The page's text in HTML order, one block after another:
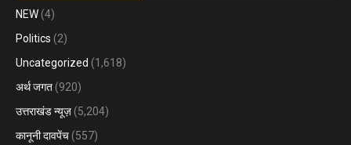
NEW (4)
Politics (2)
Uncategorized (1,618)
अर्थ जगत (920)
उत्तराखंड न्यूज़ (5,204)
कानूनी दावपेंच (557)